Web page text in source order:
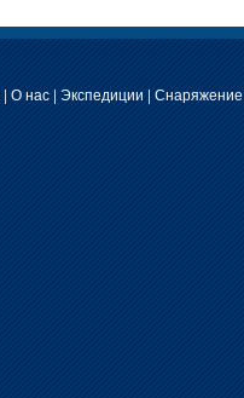
| О нас| Экспедиции | Снаряжение